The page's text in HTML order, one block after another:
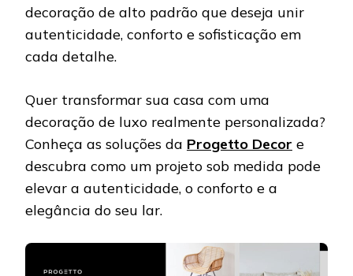
decoração de alto padrão que deseja unir
autenticidade, conforto e sofisticação em
cada detalhe.
Quer transformar sua casa com uma
decoração de luxo realmente personalizada?
Conheça as soluções da Progetto Decor e
descubra como um projeto sob medida pode
elevar a autenticidade, o conforto e a
elegância do seu lar.